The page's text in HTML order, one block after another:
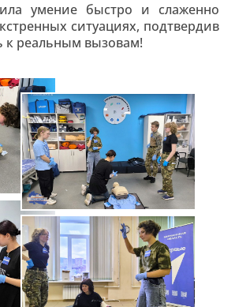
умение быстро и слаженно
ситуациях, подтвердив
к реальным вызовам!